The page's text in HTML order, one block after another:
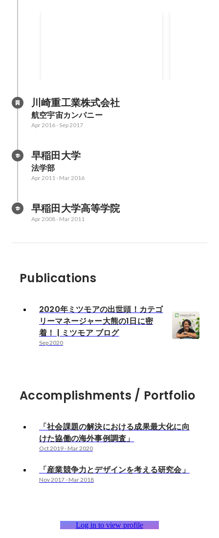
川崎重工業株式会社
航空宇宙カンパニー
Apr 2016- Sep 2017
早稲田大学
法学部
Apr 2011- Mar 2016
早稲田大学高等学院
Apr 2008- Mar 2011
Publications
2020年ミツモアの出世頭！カテゴ
リーマネージャー大熊の1日に密
着！ | ミツモア ブログ
Sep 2020
Accomplishments / Portfolio
「社会課題の解決における成果最大化に向
けた協働の海外事例調査」
Oct 2019- Mar 2020
「産業競争力とデザインを考える研究会」
Nov 2017- Mar 2018
Log in to view profile